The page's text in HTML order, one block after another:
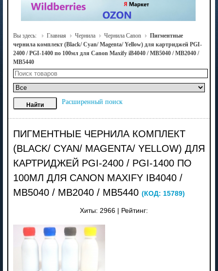
Вы здесь: Главная Чернила Чернила Canon
Пигментные
чернила комплект (Black/ Cyan/ Magenta/ Yellow) для картриджей PGI-
2400 / PGI-1400 по 100мл для Canon Maxify iB4040 / MB5040 / MB2040 /
MB5440
Расширенный поиск
ПИГМЕНТНЫЕ ЧЕРНИЛА КОМПЛЕКТ
(BLACK/ CYAN/ MAGENTA/ YELLOW) ДЛЯ
КАРТРИДЖЕЙ PGI-2400 / PGI-1400 ПО
100МЛ ДЛЯ CANON MAXIFY IB4040 /
MB5040 / MB2040 / MB5440 (КОД: 15789)
Хиты: 2966 Рейтинг: